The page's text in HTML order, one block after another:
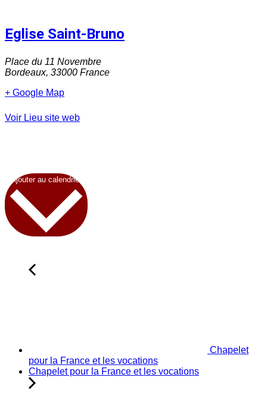
Eglise Saint-Bruno
Place du 11 Novembre
Bordeaux, 33000 France
+ Google Map
Voir Lieu site web
Chapelet
pour la France et les vocations
Chapelet pour la France et les vocations